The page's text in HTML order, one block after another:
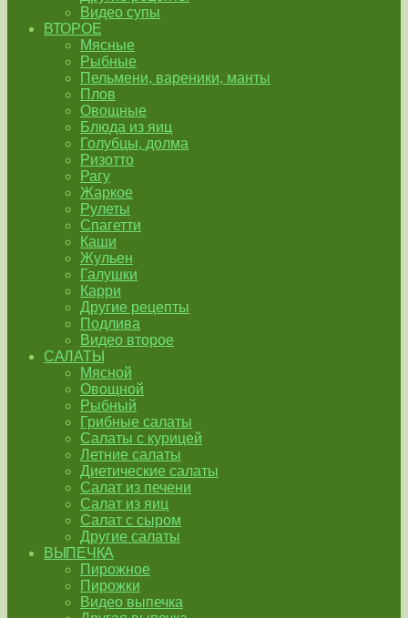
Видео супы
ВТОРОЕ
Мясные
Рыбные
Пельмени, вареники, манты
Плов
Овощные
Блюда из яиц
Голубцы, долма
Ризотто
Рагу
Жаркое
Рулеты
Спагетти
Каши
Жульен
Галушки
Карри
Другие рецепты
Подлива
Видео второе
САЛАТЫ
Мясной
Овощной
Рыбный
Грибные салаты
Салаты с курицей
Летние салаты
Диетические салаты
Салат из печени
Салат из яиц
Салат с сыром
Другие салаты
ВЫПЕЧКА
Пирожное
Пирожки
Видео выпечка